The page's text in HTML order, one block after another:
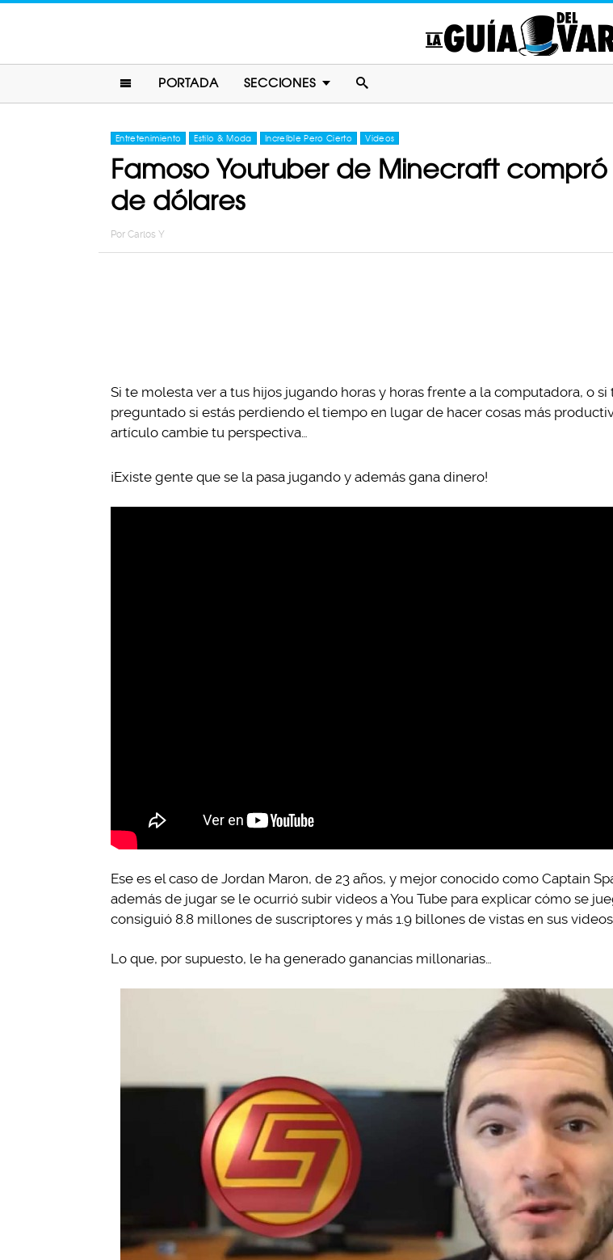
PORTADA SECCIONES
Entretenimiento Estilo & Moda Increíble Pero Cierto Videos
Famoso Youtuber de Minecraft
de dólares
Por Carlos Y
Si te molesta ver a tus hijos jugando horas y horas frente a la computadora, o
preguntado si estás perdiendo el tiempo en lugar de hacer cosas más
artículo cambie tu perspectiva…
¡Existe gente que se la pasa jugando y además gana dinero!
Ese es el caso de Jordan Maron, de 23 años, y mejor conocido como Captain
además de jugar se le ocurrió subir videos a You Tube para explicar cómo se
consiguió 8.8 millones de suscriptores y más 1.9 billones de vistas en sus videos.
Lo que, por supuesto, le ha generado ganancias millonarias…